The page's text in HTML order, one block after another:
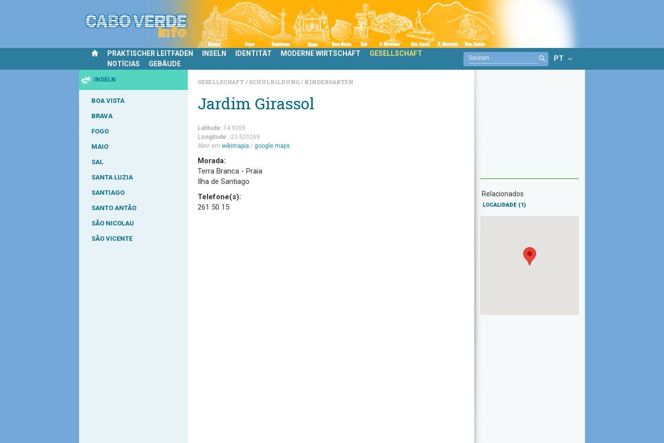
PRAKTISCHER LEITFADEN INSELN IDENTITÄT MODERNE WIRTSCHAFT
GESELLSCHAFT
NOTÍCIAS
GEBÄUDE
PT
INSELN
BOA VISTA
BRAVA
FOGO
MAIO
SAL
SANTA LUZIA
SANTIAGO
SANTO ANTÃO
SÃO NICOLAU
SÃO VICENTE
GESELLSCHAFT SCHULBILDUNG KINDERGARTEN
Jardim Girassol
Latitude: 14.9209
Longitude: -23.520269
Abrir em wikimapia / google maps
Morada:
Terra Branca - Praia
Ilha de Santiago
Telefone(s):
261 50 15
Relacionados
LOCALIDADE (1)